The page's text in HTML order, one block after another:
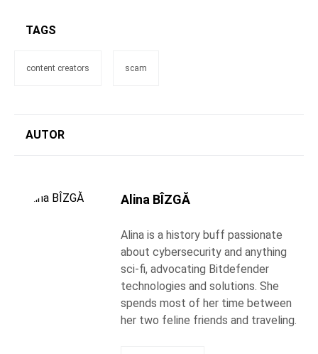
TAGS
content creators scam
AUTOR
Alina BÎZGĂ
Alina is a history buff passionate
about cybersecurity and anything
sci-fi, advocating Bitdefender
technologies and solutions. She
spends most of her time between
her two feline friends and traveling.